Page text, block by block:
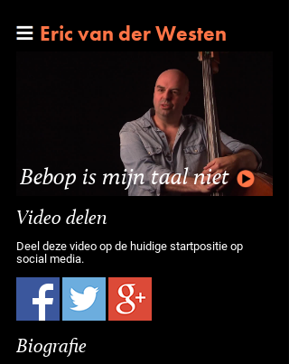
Eric van der Westen
Bebop is mijn taal niet
Video delen
Deel deze video op de huidige startpositie op
social media.
Biografie